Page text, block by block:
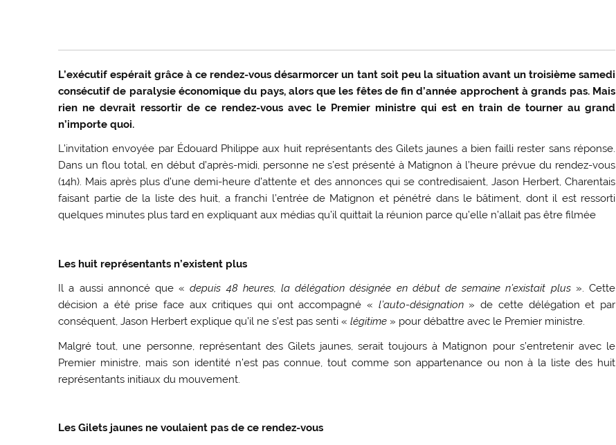
L’exécutif espérait grâce à ce rendez-vous désarmorcer un tant soit peu la situation avant un troisième samedi
consécutif de paralysie économique du pays, alors que les fêtes de fin d’année approchent à grands pas. Mais
rien ne devrait ressortir de ce rendez-vous avec le Premier ministre qui est en train de tourner au grand
n’importe quoi.
L’invitation envoyée par Édouard Philippe aux huit représentants des Gilets jaunes a bien failli rester sans réponse.
Dans un flou total, en début d’après-midi, personne ne s’est présenté à Matignon à l’heure prévue du rendez-vous
(14h). Mais après plus d’une demi-heure d’attente et des annonces qui se contredisaient, Jason Herbert, Charentais
faisant partie de la liste des huit, a franchi l’entrée de Matignon et pénétré dans le bâtiment, dont il est ressorti
quelques minutes plus tard en expliquant aux médias qu’il quittait la réunion parce qu’elle n’allait pas être filmée
Les huit représentants n’existent plus
Il a aussi annoncé que «depuis 48 heures, la délégation désignée en début de semaine n’existait plus». Cette
décision a été prise face aux critiques qui ont accompagné « l’auto-désignation» de cette délégation et par
conséquent, Jason Herbert explique qu’il ne s’est pas senti «légitime » pour débattre avec le Premier ministre.
Malgré tout, une personne, représentant des Gilets jaunes, serait toujours à Matignon pour s’entretenir avec le
Premier ministre, mais son identité n’est pas connue, tout comme son appartenance ou non à la liste des huit
représentants initiaux du mouvement.
Les Gilets jaunes ne voulaient pas de ce rendez-vous